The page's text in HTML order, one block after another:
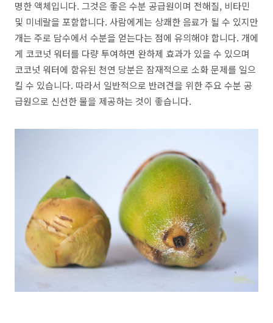
명한 액체입니다. 그것은 좋은 수분 공급원이며 전해질, 비타민
및 미네랄을 포함합니다. 사람에게는 상쾌한 음료가 될 수 있지만
개는 주로 담수에서 수분을 얻는다는 점에 유의해야 합니다. 개에
게 코코넛 워터를 다량 투여하면 완하제 효과가 있을 수 있으며
코코넛 워터에 함유된 천연 당분은 잠재적으로 소화 문제를 일으
킬 수 있습니다. 따라서 일반적으로 반려견을 위한 주요 수분 공
급원으로 신선한 물을 제공하는 것이 좋습니다.